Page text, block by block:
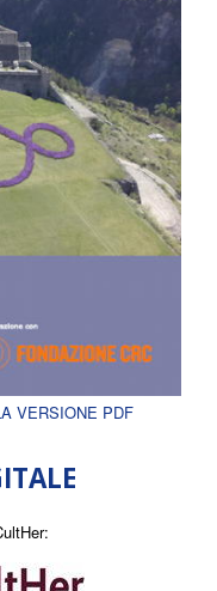
VERSIONE PDF